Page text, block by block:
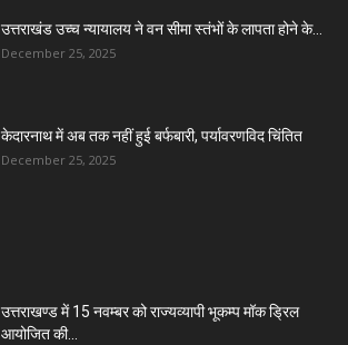
उत्तराखंड उच्च न्यायालय ने वन सीमा स्तंभों के लापता होने के...
December 25, 2025
केदारनाथ में अब तक नहीं हुई बर्फबारी, पर्यावरणविद चिंतित
December 25, 2025
उत्तराखण्ड में 15 नवम्बर को राज्यव्यापी भूकम्प मॉक ड्रिल
आयोजित की...